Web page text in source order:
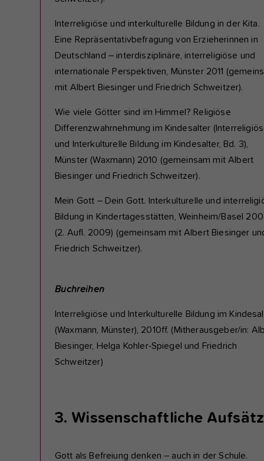
Interreligiöse und interkulturelle Bildung in der Kita.
Eine Repräsentativbefragung von Erzieherinnen in
Deutschland – interdisziplinäre, interreligiöse und
internationale Perspektiven, Münster 2011
mit Albert Biesinger und Friedrich Schweitzer).
Wie viele Götter sind im Himmel? Religiöse
Differenzwahrnehmung im Kindesalter
und Interkulturelle Bildung im Kindesalter, Bd. 3),
Münster (Waxmann) 2010 (gemeinsam mit Albert
Biesinger und Friedrich Schweitzer).
Mein Gott – Dein Gott. Interkulturelle und
Bildung in Kindertagesstätten, Weinheim/Basel
(2. Aufl. 2009) (gemeinsam mit Albert Biesinger
Friedrich Schweitzer).
Buchreihen
Interreligiöse und Interkulturelle Bildung im
(Waxmann, Münster), 2010ff. (Mitherausgeber/in:
Biesinger, Helga Kohler-Spiegel und Friedrich
Schweitzer)
3. Wissenschaftliche
Gott als Befreiung denken – auch in der Schule.